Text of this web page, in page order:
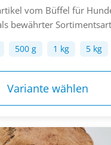
vom Büffel für
bewährter
500 g 1 kg 5 kg
Variante wählen